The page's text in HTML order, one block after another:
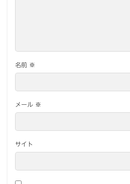
名前 ※
メール ※
サイト